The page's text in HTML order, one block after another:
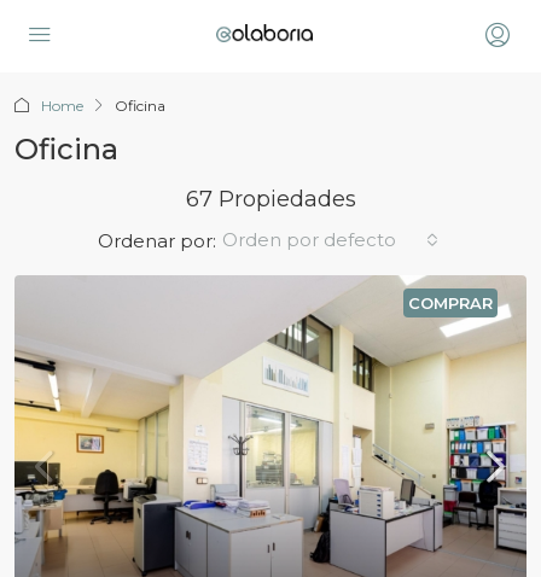
Home Oficina
Oficina
67 Propiedades
Ordenar por: Orden por defecto
COMPRAR